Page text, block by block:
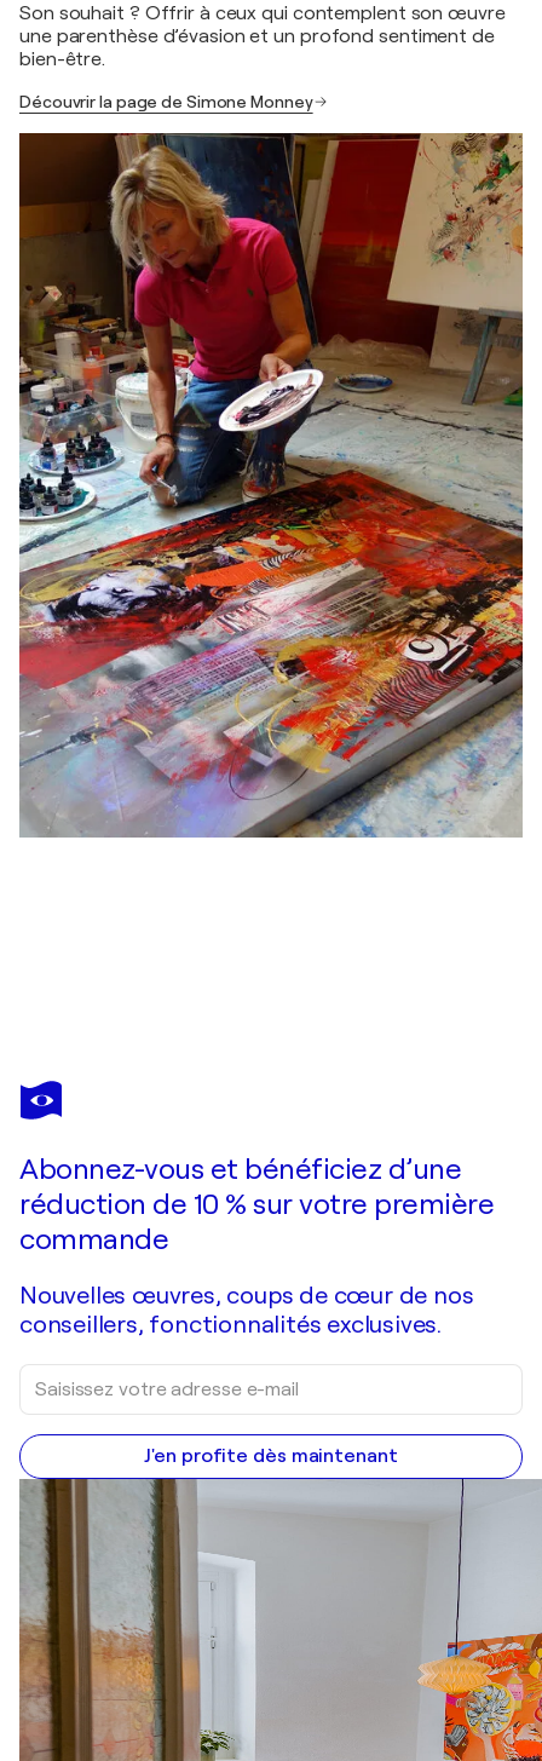
Son souhait ? Offrir à ceux qui contemplent son œuvre
une parenthèse d’évasion et un profond sentiment de
bien-être.
Découvrir la page de Simone Monney
SIMONE MONNEY
candy world
Abonnez-vous et bénéficiez d’une
réduction de 10 % sur votre première
commande
Nouvelles œuvres, coups de cœur de nos
conseillers, fonctionnalités exclusives.
J'en profite dès maintenant